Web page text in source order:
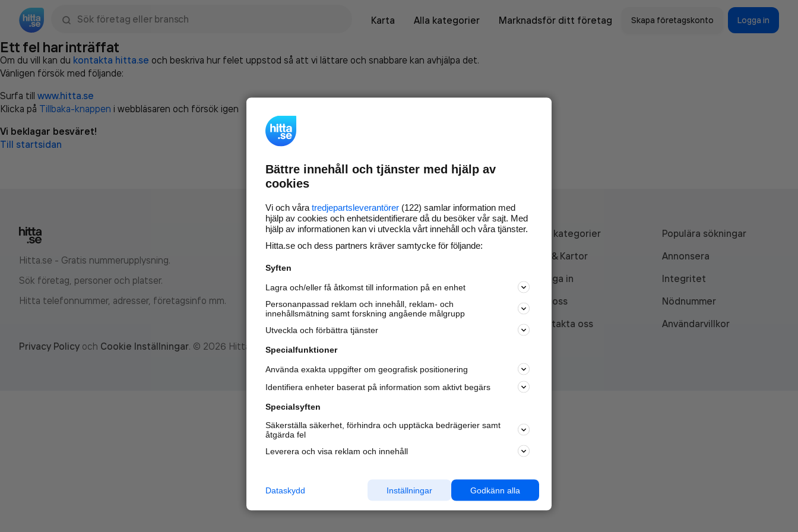
Karta
Alla kategorier Marknadsför ditt företag Skapa företagskonto Logga in
Ett fel har inträffat
Om du vill kan du kontakta hitta.se och beskriva hur felet uppstod så att vi lättare och snabbare kan avhjälpa det.
Vänligen försök med följande:
Surfa till www.hitta.se
Klicka på Tillbaka-knappen i webbläsaren och försök igen
Vi beklagar besväret!
Till startsidan
Hitta.se - Gratis nummerupplysning.
Sök företag, personer och platser.
Hitta telefonnummer, adresser, företagsinfo mm.
Marknadsför företaget på
nya kunder och
samarbetspartners nära dig.
Läs mer här
Alla kategorier
Populära sökningar
API & Kartor
Annonsera
Logga in
Integritet
Om oss
Nödnummer
Kontakta oss
Användarvillkor
Privacy Policy och Cookie Inställningar. © 2026 Hitta.se
Bättre innehåll och tjänster med hjälp av
cookies
Vi och våra tredjepartsleverantörer (122) samlar information med
hjälp av cookies och enhetsidentifierare då du besöker vår sajt. Med
hjälp av informationen kan vi utveckla vårt innehåll och våra tjänster.
Hitta.se och dess partners kräver samtycke för följande:
Syften
Lagra och/eller få åtkomst till information på en enhet
Personanpassad reklam och innehåll, reklam- och
innehållsmätning samt forskning angående målgrupp
Utveckla och förbättra tjänster
Specialfunktioner
Använda exakta uppgifter om geografisk positionering
Identifiera enheter baserat på information som aktivt begärs
Specialsyften
Säkerställa säkerhet, förhindra och upptäcka bedrägerier samt
åtgärda fel
Leverera och visa reklam och innehåll
Godkänn alla
Inställningar
Dataskydd